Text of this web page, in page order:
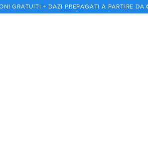
GRATUITI + DAZI PREPAGATI A PARTIRE